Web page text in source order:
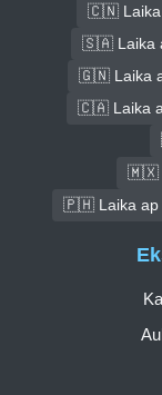
🇨🇳 Laika
🇸🇦 Laika
🇬🇳 Laika
🇨🇦 Laika
🇲🇽
🇵🇭 Laika ap